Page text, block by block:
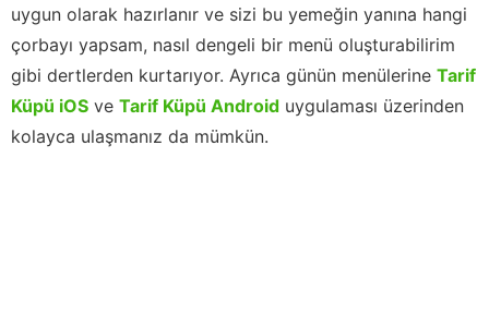
uygun olarak hazırlanır ve sizi bu yemeğin yanına hangi
çorbayı yapsam, nasıl dengeli bir menü oluşturabilirim
gibi dertlerden kurtarıyor. Ayrıca günün menülerine Tarif
Küpü iOS ve Tarif Küpü Android uygulaması üzerinden
kolayca ulaşmanız da mümkün.